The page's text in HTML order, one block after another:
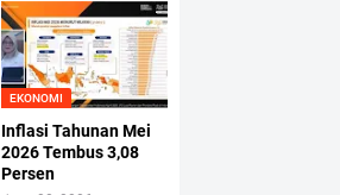
EKONOMI
Inflasi Tahunan Mei
2026 Tembus 3,08
Persen